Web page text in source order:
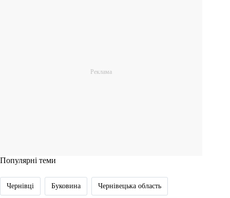
Популярні теми
Чернівці Буковина Чернівецька область